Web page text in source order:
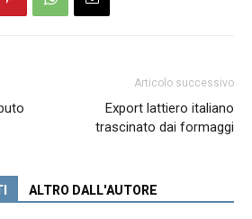
Articolo successivo
Export lattiero italiano
trascinato dai formaggi
ALTRO DALL'AUTORE